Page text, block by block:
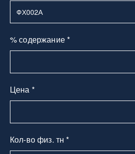
% содержание *
Цена *
Кол-во физ. тн *